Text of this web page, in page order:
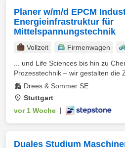
Planer w/m/d EPCM
Energieinfrastruktur für
Mittelspannungstechnik
Vollzeit Firmenwagen
... und Life Sciences bis hin zu
Prozesstechnik – wir gestalten die
Drees & Sommer SE
Stuttgart
vor 1 Woche
Duales Studium